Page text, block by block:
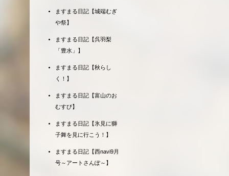
ますまる日記【城端むぎ
や祭】
ますまる日記【呉羽梨
「豊水」】
ますまる日記【秋らし
く！】
ますまる日記【富山のお
むすび】
ますまる日記【氷見に獅
子舞を見に行こう！】
ますまる日記【西navi9月
号～アートさんぽ～】